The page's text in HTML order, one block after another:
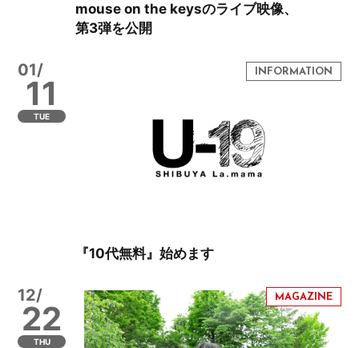
mouse on the keysのライブ映像、
第3弾を公開
01/
11
TUE
『10代無料』始めます
12/
22
THU